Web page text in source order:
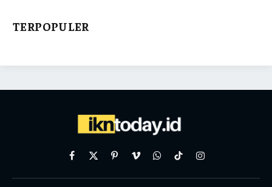
TERPOPULER
Facebook
X
PinterestVimeoWhatsAppTikTokInstagram